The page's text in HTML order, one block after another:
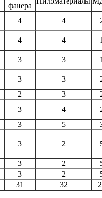
фанера
4 4
4 4
3 3
3 3
2 3
3 4
3 5
3 2
3 2
3 2
31 32